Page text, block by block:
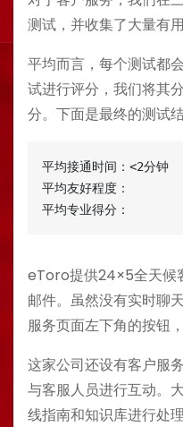
测试，并收集了大量有
平均而言，每个测试都
试进行评分，我们将其
分。下面是最终的测试
平均接通时间：<2分钟
平均友好程度：
平均专业得分：
eToro提供24×5全天候
邮件。虽然没有实时聊
服务页面左下角的按钮
这家公司还设有客户服
与客服人员进行互动。
线指南和知识库进行处